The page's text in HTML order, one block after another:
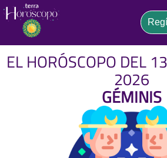
EL HORÓSCOPO DEL
2026
GÉMINIS